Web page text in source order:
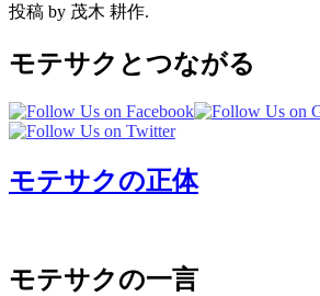
投稿 by 茂木 耕作.
モテサクとつながる
モテサクの正体
モテサクの一言